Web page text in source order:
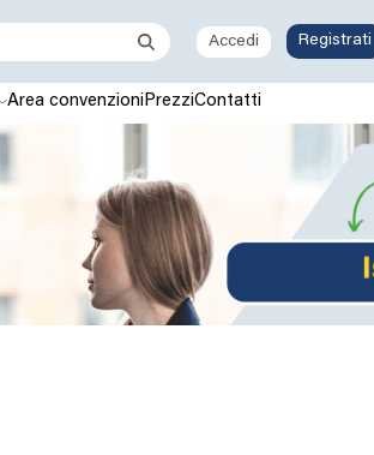
Accedi Registrati
Area convenzioniPrezziContatti